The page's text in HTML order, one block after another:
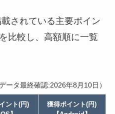
されている主要ポイン
比較し、高額順に一覧
ータ最終確認:2026年8月10日）
ント(円)
獲得ポイント(円)